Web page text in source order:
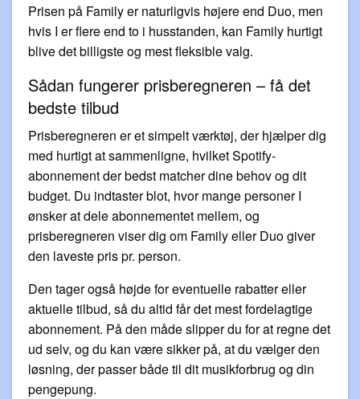
Prisen på Family er naturligvis højere end Duo, men
hvis I er flere end to i husstanden, kan Family hurtigt
blive det billigste og mest fleksible valg.
Sådan fungerer prisberegneren – få det
bedste tilbud
Prisberegneren er et simpelt værktøj, der hjælper dig
med hurtigt at sammenligne, hvilket Spotify-
abonnement der bedst matcher dine behov og dit
budget. Du indtaster blot, hvor mange personer I
ønsker at dele abonnementet mellem, og
prisberegneren viser dig om Family eller Duo giver
den laveste pris pr. person.
Den tager også højde for eventuelle rabatter eller
aktuelle tilbud, så du altid får det mest fordelagtige
abonnement. På den måde slipper du for at regne det
ud selv, og du kan være sikker på, at du vælger den
løsning, der passer både til dit musikforbrug og din
pengepung.